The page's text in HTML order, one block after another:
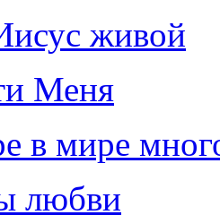
живой
Меня
в мире
любви